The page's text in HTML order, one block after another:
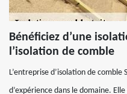
Bénéficiez d’une
l’isolation de comble
L’entreprise d’isolation de comble
d’expérience dans le domaine.